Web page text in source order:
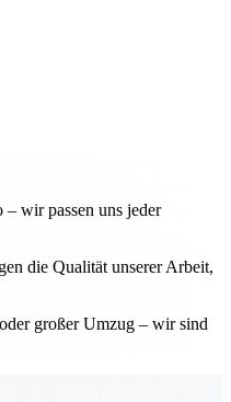
wir passen uns jeder
die Qualität unserer Arbeit,
großer Umzug – wir sind